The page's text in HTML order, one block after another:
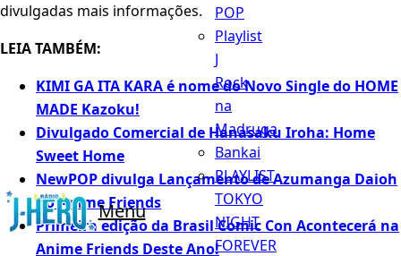
Menu
POP
Playlist
J
Rock
na
Madruga
Bankai
PLAYLIST
TOKYO
NIGHT
FOREVER
divulgadas mais informações.
LEIA TAMBÉM:
KIMI GA ITA KARA é nome do Novo Single do HOME
MADE Kazoku!
Divulgado Comercial de Hanasaku Iroha: Home
Sweet Home
NewPOP divulga Lançamento de Azumanga Daioh
no Anime Friends
Primeira edição da Brasil Comic Con Acontecerá na
Anime Friends Deste Ano!